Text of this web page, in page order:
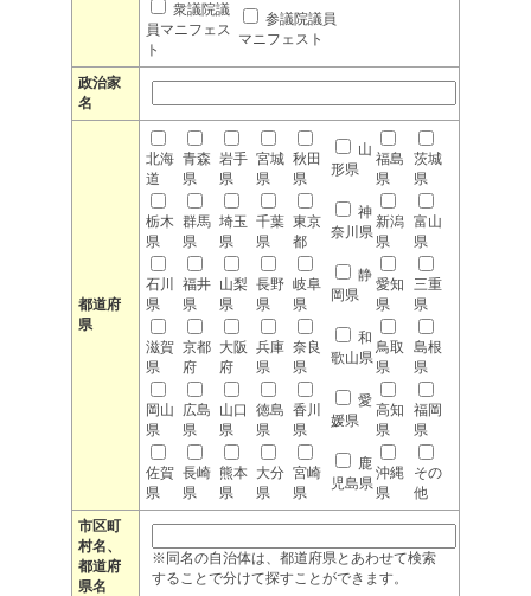
衆議院議
員マニフェス
ト
参議院議員
マニフェスト
政治家
名
都道府
県
北海
道
青森
県
岩手
県
宮城
県
秋田
県
山
形県
福島
県
茨城
県
栃木
県
群馬
県
埼玉
県
千葉
県
東京
都
神
奈川県
新潟
県
富山
県
石川
県
福井
県
山梨
県
長野
県
岐阜
県
静
岡県
愛知
県
三重
県
滋賀
県
京都
府
大阪
府
兵庫
県
奈良
県
和
歌山県
鳥取
県
島根
県
岡山
県
広島
県
山口
県
徳島
県
香川
県
愛
媛県
高知
県
福岡
県
佐賀
県
長崎
県
熊本
県
大分
県
宮崎
県
鹿
児島県
沖縄
県
その
他
市区町
村名、
都道府
県名
※同名の自治体は、都道府県とあわせて検索
することで分けて探すことができます。